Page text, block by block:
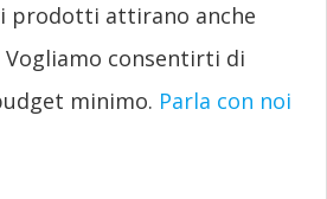
prodotti attirano anche
consentirti di
minimo. Parla con noi